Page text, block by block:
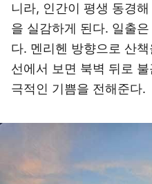
니라, 인간이 평생 동경
을 실감하게 된다. 일출
다. 멘리헨 방향으로 산
선에서 보면 북벽 뒤로
극적인 기쁨을 전해준다.